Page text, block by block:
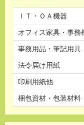
ＩＴ・ＯＡ機器
オフィス家具・事務
事務用品・筆記用具
法令届け用紙
印刷用紙他
梱包資材・包装材料